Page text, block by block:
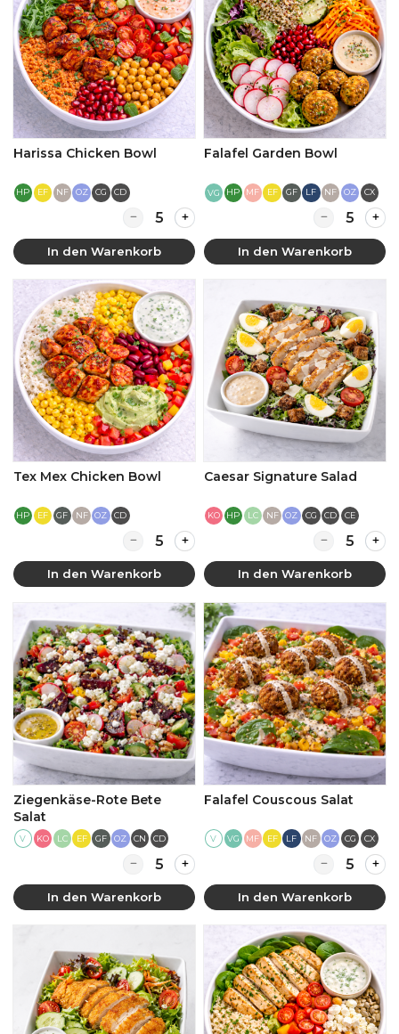
Harissa Chicken Bowl
HP EF NF OZ CG CD
Quantity for Harissa Chicken Bowl
In den Warenkorb
Falafel Garden Bowl
VG HP MF EF GF LF NF OZ CX
Quantity for
In den Warenkorb
Tex Mex Chicken Bowl
HP EF GF NF OZ CD
Quantity for Tex Mex Chicken Bowl
In den Warenkorb
Caesar Signature Salad
KO HP LC NF OZ CG CD CE
Quantity for
In den Warenkorb
Ziegenkäse-Rote Bete
Salat
V KO LC EF GF OZ CN CD
Quantity for Ziegenkäse-Rote Bete Salat
In den Warenkorb
Falafel Couscous Salat
V VG MF EF LF NF OZ CG CX
Quantity for
In den Warenkorb